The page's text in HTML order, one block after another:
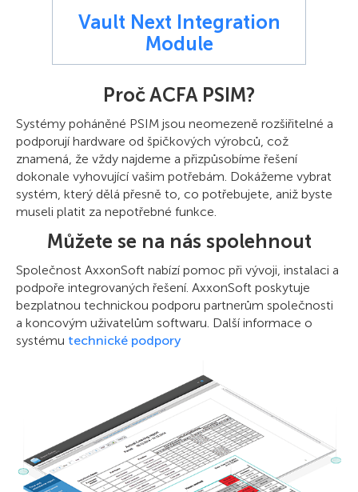
Vault Next Integration
Module
Proč ACFA PSIM?
Systémy poháněné PSIM jsou neomezeně rozšiřitelné a
podporují hardware od špičkových výrobců, což
znamená, že vždy najdeme a přizpůsobíme řešení
dokonale vyhovující vašim potřebám. Dokážeme vybrat
systém, který dělá přesně to, co potřebujete, aniž byste
museli platit za nepotřebné funkce.
Můžete se na nás spolehnout
Společnost AxxonSoft nabízí pomoc při vývoji, instalaci a
podpoře integrovaných řešení. AxxonSoft poskytuje
bezplatnou technickou podporu partnerům společnosti
a koncovým uživatelům softwaru. Další informace o
systému technické podpory